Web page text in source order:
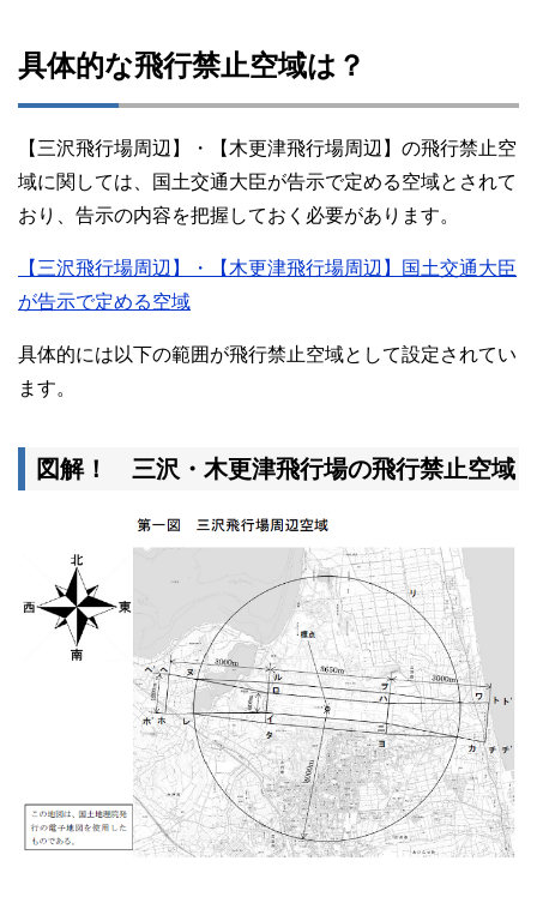
具体的な飛行禁止空域は？
【三沢飛行場周辺】・【木更津飛行場周辺】の飛行禁止空
域に関しては、国土交通大臣が告示で定める空域とされて
おり、告示の内容を把握しておく必要があります。
【三沢飛行場周辺】・【木更津飛行場周辺】国土交通大臣
が告示で定める空域
具体的には以下の範囲が飛行禁止空域として設定されてい
ます。
図解！ 三沢・木更津飛行場の飛行禁止空域